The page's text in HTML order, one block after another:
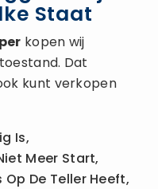
Staat
kopen wij
Dat
kunt verkopen
Is,
Meer Start,
De Teller Heeft,